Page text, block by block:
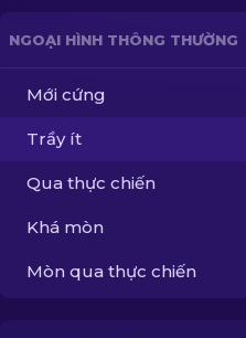
NGOẠI HÌNH THÔNG THƯỜNG
Mới cứng
Trầy ít
Qua thực chiến
Khá mòn
Mòn qua thực chiến